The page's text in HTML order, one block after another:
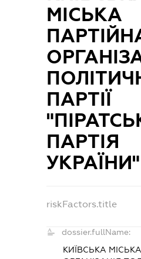
МІСЬКА
ПАРТІЇ
ПАРТІЯ
УКРАЇНИ"
riskFactors.title
dossier.fullName:
КИЇВСЬКА